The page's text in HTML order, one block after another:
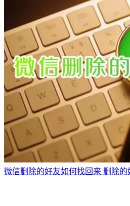
微信删除的好友如何找回来 删除的